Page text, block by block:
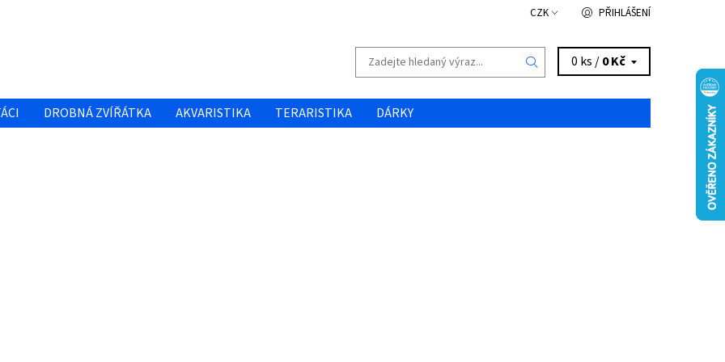
CZK PŘIHLÁŠENÍ
0 ks /0 Kč
DROBNÁ ZVÍŘÁTKA AKVARISTIKA TERARISTIKA DÁRKY